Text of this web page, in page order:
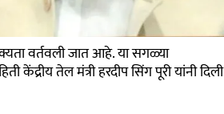
वर्तवली जात आहे. या सगळ्या
केंद्रीय तेल मंत्री हरदीप सिंग पूरी यांनी दिली